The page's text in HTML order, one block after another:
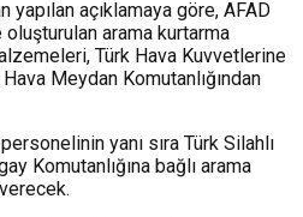
yapılan açıklamaya göre, AFAD
oluşturulan arama kurtarma
Türk Hava Kuvvetlerine
Meydan Komutanlığından
yanı sıra Türk Silahlı
Komutanlığına bağlı arama